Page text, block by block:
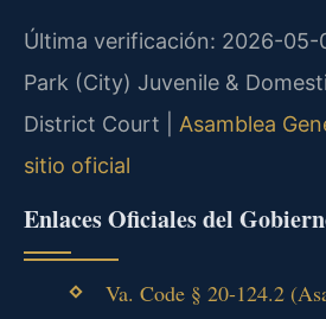
Última verificación: 2026-05-
Park (City) Juvenile &
District Court | Asamblea
sitio oficial
Enlaces Oficiales del
Va. Code § 20-124.2